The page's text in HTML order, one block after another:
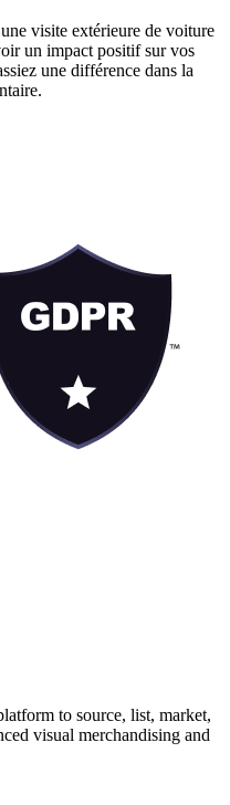
visite extérieure de voiture
un impact positif sur vos
une différence dans la
to source, list, market,
visual merchandising and